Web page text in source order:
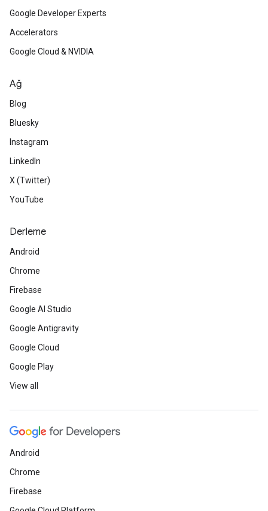
Google Developer Experts
Accelerators
Google Cloud & NVIDIA
Ağ
Blog
Bluesky
Instagram
LinkedIn
X (Twitter)
YouTube
Derleme
Android
Chrome
Firebase
Google AI Studio
Google Antigravity
Google Cloud
Google Play
View all
Android
Chrome
Firebase